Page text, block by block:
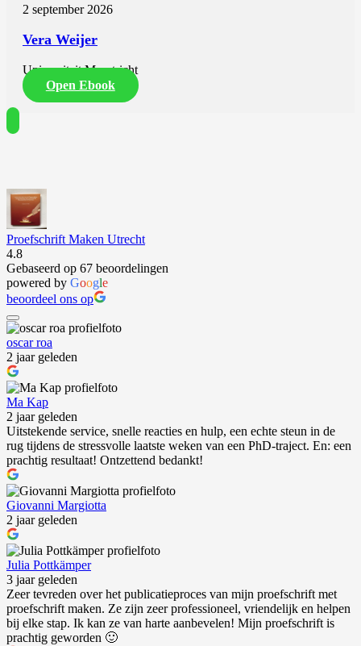
2 september 2026
Vera Weijer
Universiteit Maastricht
Open Ebook
Proefschrift Maken Utrecht
4.8
Gebaseerd op 67 beoordelingen
powered by Google
beoordeel ons op
oscar roa
2 jaar geleden
Ma Kap
2 jaar geleden
Uitstekende service, snelle reacties en hulp, een echte steun in de
rug tijdens de stressvolle laatste weken van een PhD-traject. En: een
prachtig resultaat! Ontzettend bedankt!
Giovanni Margiotta
2 jaar geleden
Julia Pottkämper
3 jaar geleden
Zeer tevreden over het publicatieproces van mijn proefschrift met
proefschrift maken. Ze zijn zeer professioneel, vriendelijk en helpen
bij elke stap. Ik kan ze van harte aanbevelen! Mijn proefschrift is
prachtig geworden 🙂